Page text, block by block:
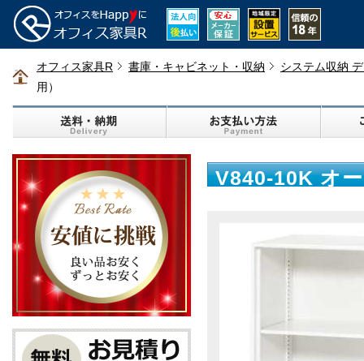
オフィス家具R 書庫・キャビネット・収納
システム収納
用）
V840-10K オ